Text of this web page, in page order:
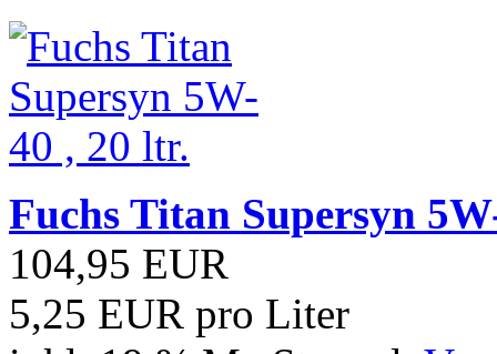
Fuchs Titan Supersyn
104,95 EUR
5,25 EUR pro Liter